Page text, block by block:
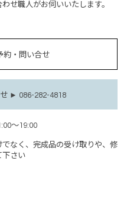
せ職人がお伺いいたします。
約・問い合せ
► 086-282-4818
～19:00
なく、完成品の受け取りや、修
下さい